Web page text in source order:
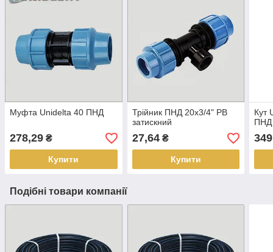
Муфта Unidelta 40 ПНД
278,29 ₴
Купити
Трійник ПНД 20х3/4" РВ
затискний
27,64₴
Купити
Кут
ПНД
Подібні товари компанії